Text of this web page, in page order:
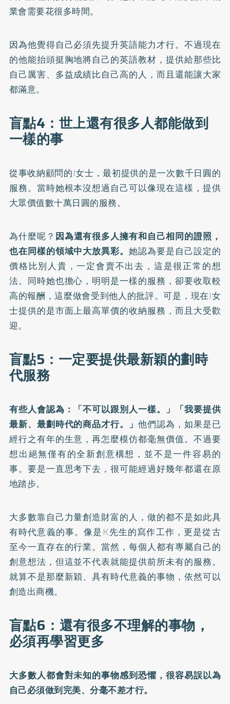
業會需要花很多時間。
因為他覺得自己必須先提升英語能力才行。不過現在
的他能抬頭挺胸地將自己的英語教材，提供給那些比
自己厲害、多益成績比自己高的人，而且還能讓大家
都滿意。
盲點4：世上還有很多人都能做到
一樣的事
從事收納顧問的I女士，最初提供的是一次數千日圓的
服務。當時她根本沒想過自己可以像現在這樣，提供
大眾價值數十萬日圓的服務。
為什麼呢？ 因為還有很多人擁有和自己相同的證照，
也在同樣的領域中大放異彩。她認為要是自己設定的
價格比別人貴，一定會賣不出去，這是很正常的想
法。同時她也擔心，明明是一樣的服務，卻要收取較
高的報酬，這麼做會受到他人的批評。可是，現在I女
士提供的是市面上最高單價的收納服務，而且大受歡
迎。
盲點5：一定要提供最新穎的劃時
代服務
有些人會認為：「不可以跟別人一樣。」「我要提供
最新、最劃時代的商品才行。」他們認為，如果是已
經行之有年的生意，再怎麼模仿都毫無價值。不過要
想出絕無僅有的全新創意構想，並不是一件容易的
事。要是一直思考下去，很可能經過好幾年都還在原
地踏步。
大多數靠自己力量創造財富的人，做的都不是如此具
有時代意義的事。像是K先生的寫作工作，更是從古
至今一直存在的行業。當然，每個人都有專屬自己的
創意想法，但這並不代表就能提供前所未有的服務。
就算不是那麼新穎、具有時代意義的事物，依然可以
創造出商機。
盲點6：還有很多不理解的事物，
必須再學習更多
大多數人都會對未知的事物感到恐懼，很容易誤以為
自己必須做到完美、分毫不差才行。